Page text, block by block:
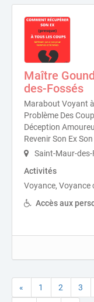
Maître
des-Fossés
Marabout Voyant
Problème Des
Déception
Revenir Son Ex
Saint-Maur-
Activités
Voyance, Voyance
Accès aux
« 1 2 3